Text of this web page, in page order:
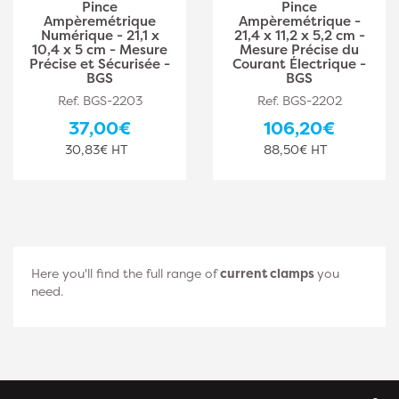
Pince
Ampèremétrique
Numérique - 21,1 x
10,4 x 5 cm - Mesure
Précise et Sécurisée -
BGS
Ref. BGS-2203
37,00€
30,83€ HT
Pince
Ampèremétrique -
21,4 x 11,2 x 5,2 cm -
Mesure Précise du
Courant Électrique -
BGS
Ref. BGS-2202
106,20€
88,50€ HT
Here you'll find the full range ofcurrent clampsyou
need.